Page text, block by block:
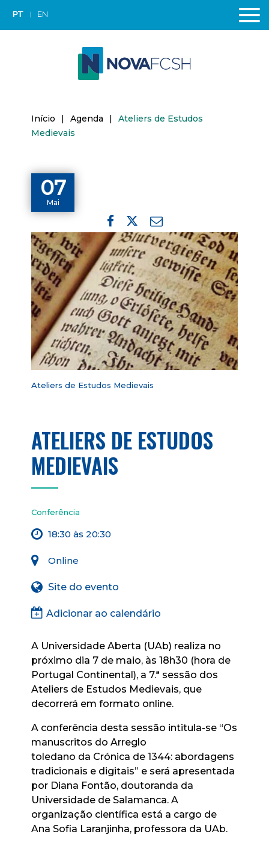
PT EN
Início | Agenda |
Ateliers de Estudos
Medievais
07
Mai
Ateliers de Estudos Medievais
ATELIERS DE ESTUDOS
MEDIEVAIS
Conferência
18:30 às 20:30
Online
Site do evento
Adicionar ao calendário
A Universidade Aberta (UAb) realiza no
próximo dia 7 de maio, às 18h30 (hora de
Portugal Continental), a 7.ª sessão dos
Ateliers de Estudos Medievais, que
decorrerá em formato online.
A conferência desta sessão intitula-se “Os
manuscritos do Arreglo
toledano da Crónica de 1344: abordagens
tradicionais e digitais” e será apresentada
por Diana Fontão, doutoranda da
Universidade de Salamanca. A
organização científica está a cargo de
Ana Sofia Laranjinha, professora da UAb.